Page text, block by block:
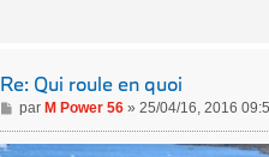
Re: Qui roule en quoi
M
e
par M Power 56» 25/04/16, 2016